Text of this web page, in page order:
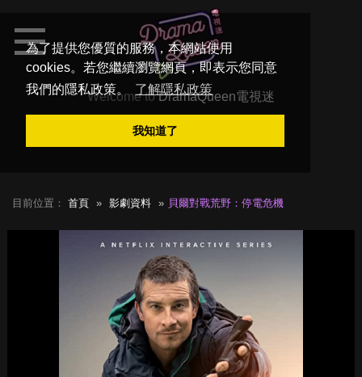
為了提供您優質的服務，本網站使用
cookies。若您繼續瀏覽網頁，即表示您同意
我們的隱私政策。
了解隱私政策
我知道了
Welcome toDramaQueen電視迷
目前位置： 首頁 影劇資料 貝爾對戰荒野：停電危機